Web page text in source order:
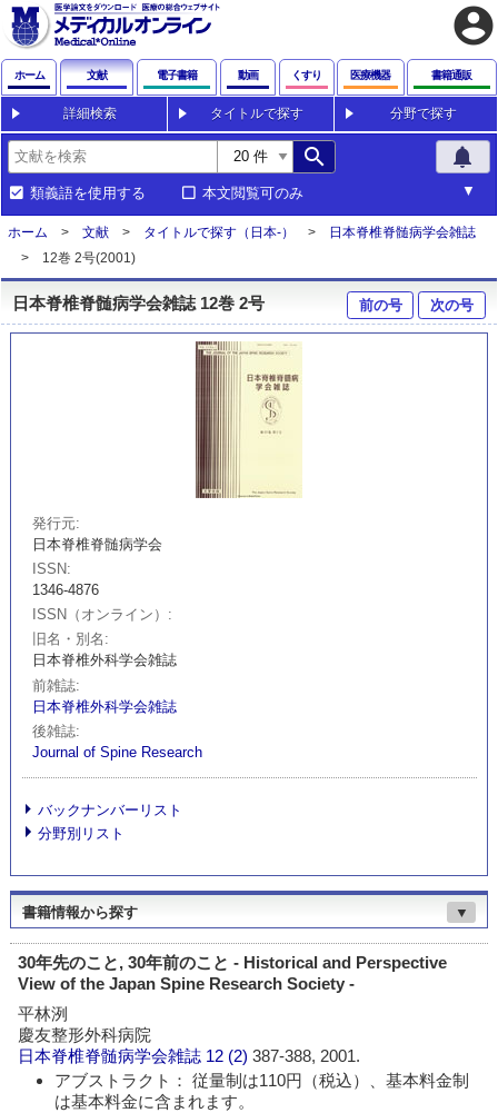
account_circle
ホーム 文献 電子書籍 動画 くすり 医療機器 書籍通販
詳細検索 タイトルで探す 分野で探す
search notifications
類義語を使用する 本文閲覧可のみ
ホーム 文献 タイトルで探す（日本-）
日本脊椎脊髄病学会雑誌
12巻 2号(2001)
日本脊椎脊髄病学会雑誌 12巻 2号 前の号 次の号
発行元
日本脊椎脊髄病学会
ISSN
1346-4876
ISSN（オンライン）
旧名・別名
日本脊椎外科学会雑誌
前雑誌
日本脊椎外科学会雑誌
後雑誌
Journal of Spine Research
バックナンバーリスト
分野別リスト
書籍情報から探す ▼
30年先のこと, 30年前のこと - Historical and Perspective
View of the Japan Spine Research Society -
平林洌
慶友整形外科病院
日本脊椎脊髄病学会雑誌 12 (2)387-388, 2001.
アブストラクト： 従量制は110円（税込）、基本料金制
は基本料金に含まれます。